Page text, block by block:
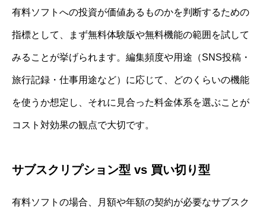
有料ソフトへの投資が価値あるものかを判断するための
指標として、まず無料体験版や無料機能の範囲を試して
みることが挙げられます。編集頻度や用途（SNS投稿・
旅行記録・仕事用途など）に応じて、どのくらいの機能
を使うか想定し、それに見合った料金体系を選ぶことが
コスト対効果の観点で大切です。
サブスクリプション型 vs 買い切り型
有料ソフトの場合、月額や年額の契約が必要なサブスク